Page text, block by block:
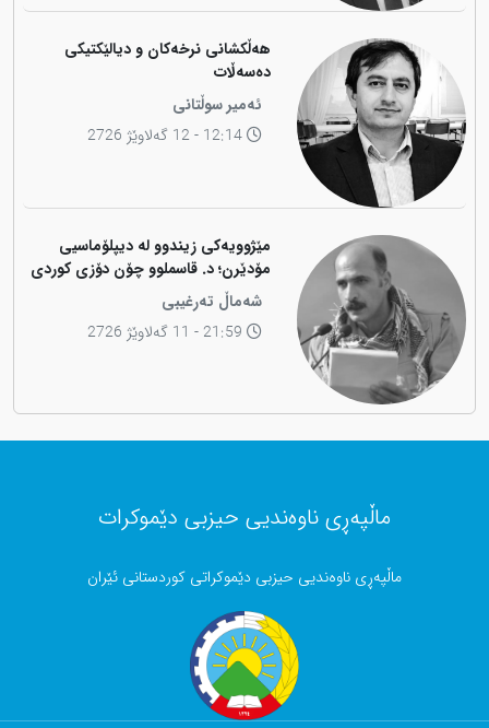
هەڵکشانی نرخەکان و دیالێکتیکی
دەسەڵات
ئەمیر سوڵتانی
12:14 - 12 گەلاوێژ 2726
مێژوویەکی زیندوو لە دیپلۆماسیی
مۆدێرن؛ د. قاسملوو چۆن دۆزی کوردی
لە شاخەوە گواستەوە بۆ ناوەندە
بڕیاردەرەکانی جیهان؟
شەماڵ تەرغیبی
ماڵپەڕی ناوەندیی حیزبی دێموکرات
ماڵپەڕی ناوەندیی حیزبی دێموکراتی کوردستانی ئێران